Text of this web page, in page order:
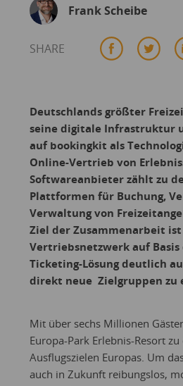
Frank Scheibe
SHARE
Deutschlands größter
seine digitale Infrastruktur
auf bookingkit als
Online-Vertrieb von
Softwareanbieter zählt zu
Plattformen für Buchung,
Verwaltung von
Ziel der Zusammenarbeit ist
Vertriebsnetzwerk auf
Ticketing-Lösung deutlich
direkt neue Zielgruppen zu
Mit über sechs Millionen
Europa-Park Erlebnis-Resort
Ausflugszielen Europas. Um
auch in Zukunft reibungslos,